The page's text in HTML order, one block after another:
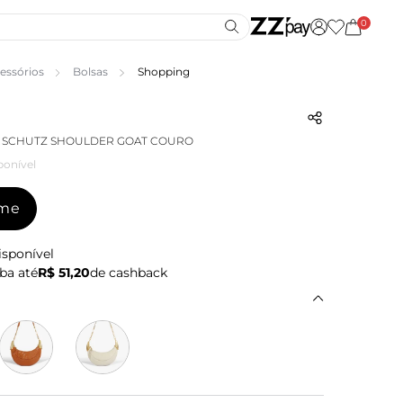
0
Bolsas Shopping
SCHUTZ SHOULDER GOAT COURO
atéR$ 51,20de cashback